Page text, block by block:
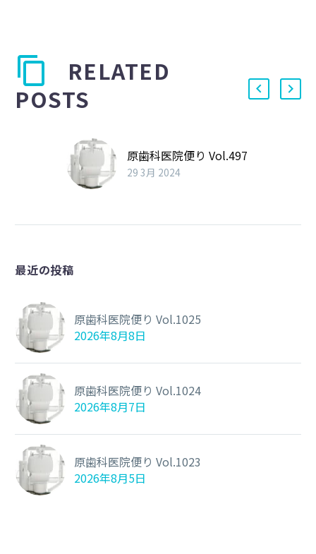
RELATED
POSTS
原歯科医院便り Vol.497
29 3月 2024
最近の投稿
原歯科医院便り Vol.1025
2026年8月8日
原歯科医院便り Vol.1024
2026年8月7日
原歯科医院便り Vol.1023
2026年8月5日